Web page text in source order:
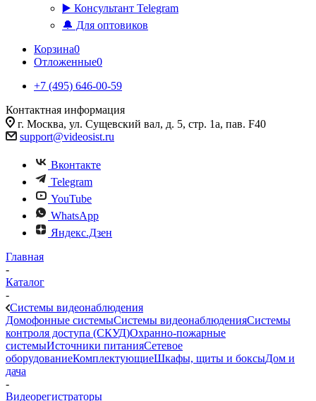
▶️ Консультант Telegram
🔔 Для оптовиков
Корзина0
Отложенные0
+7 (495) 646-00-59
Контактная информация
г. Москва, ул. Сущевский вал, д. 5, стр. 1а, пав. F40
support@videosist.ru
Вконтакте
Telegram
YouTube
WhatsApp
Яндекс.Дзен
Главная
-
Каталог
-
Системы видеонаблюдения
Домофонные системыСистемы видеонаблюденияСистемы
контроля доступа (СКУД)Охранно-пожарные
системыИсточники питанияСетевое
оборудованиеКомплектующиеШкафы, щиты и боксыДом и
дача
-
Видеорегистраторы